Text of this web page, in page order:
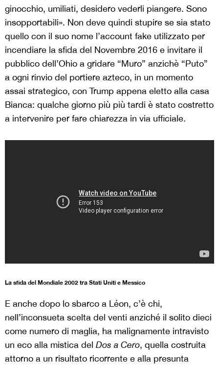
ginocchio, umiliati, desidero vederli piangere. Sono
insopportabili». Non deve quindi stupire se sia stato
quello con il suo nome l’account fake utilizzato per
incendiare la sfida del Novembre 2016 e invitare il
pubblico dell’Ohio a gridare “Muro” anzichè “Puto”
a ogni rinvio del portiere azteco, in un momento
assai strategico, con Trump appena eletto alla casa
Bianca: qualche giorno più più tardi è stato costretto
a intervenire per fare chiarezza in via ufficiale.
La sfida del Mondiale 2002 tra Stati Uniti e Messico
E anche dopo lo sbarco a Léon, c’è chi,
nell’inconsueta scelta del venti anziché il solito dieci
come numero di maglia, ha malignamente intravisto
un eco alla mistica del Dos a Cero, quella costruita
attorno a un risultato ricorrente e alla presunta